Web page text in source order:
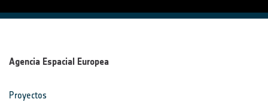
Agencia Espacial Europea
Proyectos